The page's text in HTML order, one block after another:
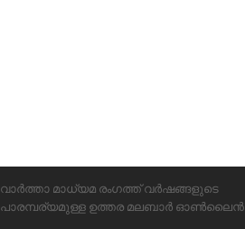
വാർത്താ മാധ്യമ രംഗത്ത് വർഷങ്ങളുടെ
പാരമ്പര്യമുള്ള ഉത്തര മലബാർ ഓൺലൈൻ